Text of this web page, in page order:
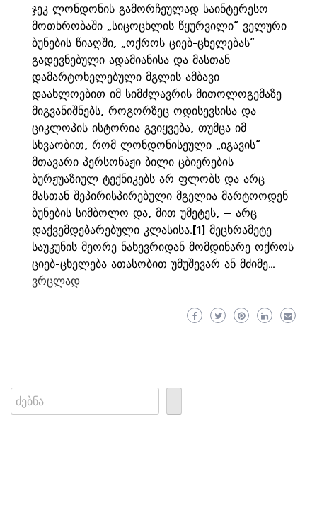
ჯეკ ლონდონის გამორჩეულად საინტერესო
მოთხრობაში „სიცოცხლის წყურვილი“ ველური
ბუნების წიაღში, „ოქროს ციებ-ცხელებას“
გადევნებული ადამიანისა და მასთან
დამარტოხელებული მგლის ამბავი
დაახლოებით იმ სიმძლავრის მითოლოგემაზე
მიგვანიშნებს, როგორზეც ოდისევსისა და
ციკლოპის ისტორია გვიყვება, თუმცა იმ
სხვაობით, რომ ლონდონისეული „იგავის“
მთავარი პერსონაჟი ბილი ცბიერების
ბურჟუაზიულ ტექნიკებს არ ფლობს და არც
მასთან შეპირისპირებული მგელია მარტოოდენ
ბუნების სიმბოლო და, მით უმეტეს, – არც
დაქვემდებარებული კლასისა.[1] მეცხრამეტე
საუკუნის მეორე ნახევრიდან მომდინარე ოქროს
ციებ-ცხელება ათასობით უმუშევარ ან მძიმე…
ვრცლად
Search